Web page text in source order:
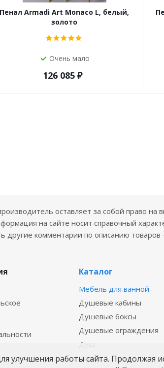
Пенал Armadi Art Monaco L, белый,
золото
Очень мало
126 085 ₽
оставляет за собой право на
на сайте носит справочный
другие комментарии по описанию
Каталог
Мебель для ванной
Душевые кабины
Душевые боксы
Душевые ограждения
Душ
Ванны
улучшения работы сайта. Продолжая